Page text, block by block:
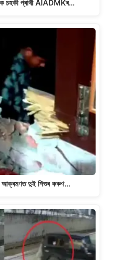
চহকী প্ৰাৰ্থী AIADMKৰ…
আক্ৰমণত দুই শিশুৰ কৰুণ…